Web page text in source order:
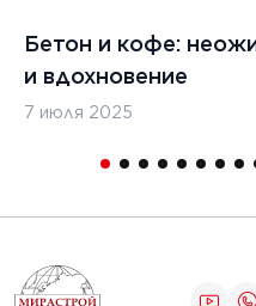
Бетон и кофе:
и вдохновение
7 июля 2025